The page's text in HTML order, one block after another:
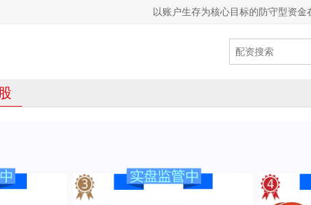
以账户生存为核心目标的防守型资